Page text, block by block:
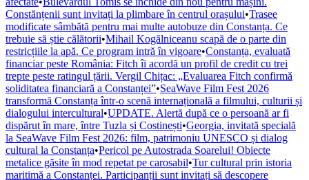
Constănțenii sunt invitați la plimbare în centrul orașului•Trasee
modificate sâmbătă pentru mai multe autobuze din Constanța. Ce
trebuie să știe călătorii•Mihail Kogălniceanu scapă de o parte din
restricțiile la apă. Ce program intră în vigoare•Constanța, evaluată
financiar peste România: Fitch îi acordă un profil de credit cu trei
trepte peste ratingul țării. Vergil Chițac: „Evaluarea Fitch confirmă
soliditatea financiară a Constanței”•SeaWave Film Fest 2026
transformă Constanța într-o scenă internațională a filmului, culturii și
dialogului intercultural•UPDATE. Alertă după ce o persoană ar fi
dispărut în mare, între Tuzla și Costinești•Georgia, invitată specială
la SeaWave Film Fest 2026: film, patrimoniu UNESCO și dialog
cultural la Constanța•Pericol pe Autostrada Soarelui! Obiecte
metalice găsite în mod repetat pe carosabil•Tur cultural prin istoria
maritimă a Constanței. Participanții sunt invitați să descopere